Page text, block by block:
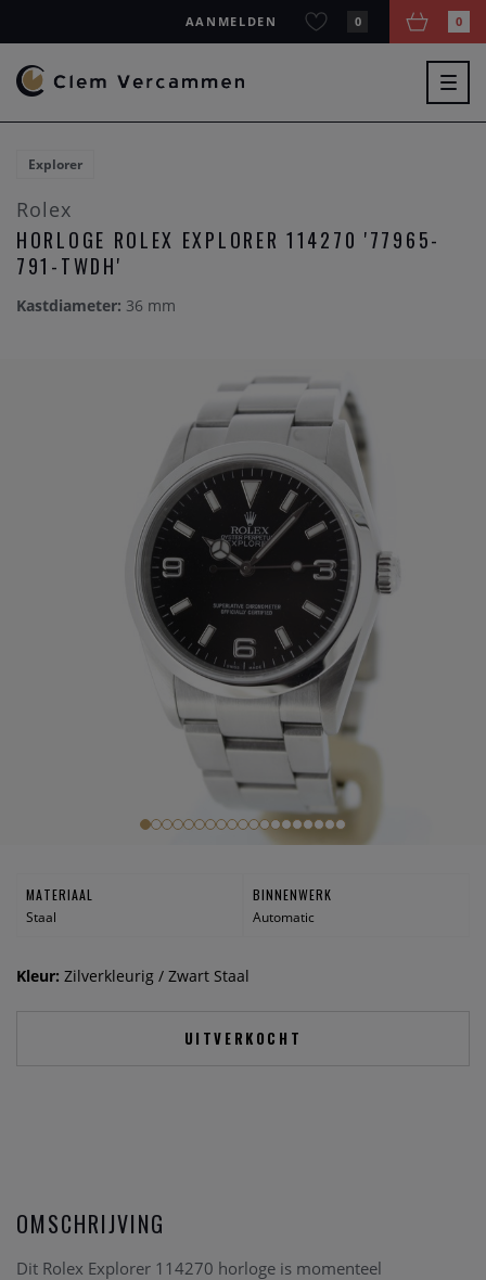
AANMELDEN 0 0
Explorer
Rolex
HORLOGE ROLEX EXPLORER 114270 '77965-
791-TWDH'
Kastdiameter: 36 mm
MATERIAAL
Staal
BINNENWERK
Automatic
Kleur: Zilverkleurig / Zwart Staal
UITVERKOCHT
OMSCHRIJVING
Dit Rolex Explorer 114270 horloge is momenteel